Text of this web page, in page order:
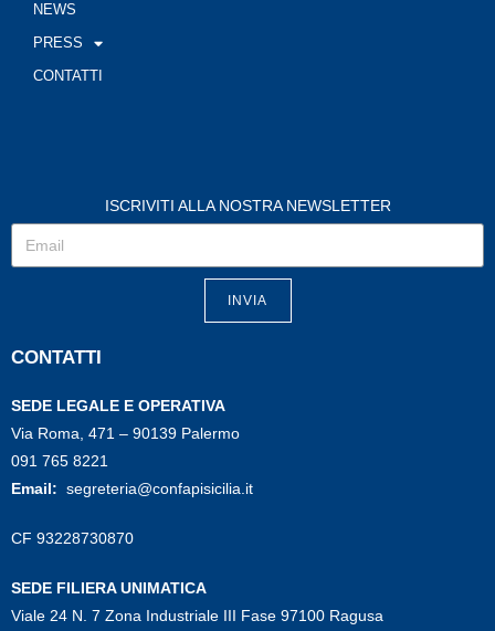
NEWS
PRESS
CONTATTI
ISCRIVITI ALLA NOSTRA NEWSLETTER
INVIA
CONTATTI
SEDE LEGALE E OPERATIVA
Via Roma, 471 – 90139 Palermo
091 765 8221
Email: segreteria@confapisicilia.it
CF 93228730870
SEDE FILIERA UNIMATICA
Viale 24 N. 7 Zona Industriale III Fase 97100 Ragusa